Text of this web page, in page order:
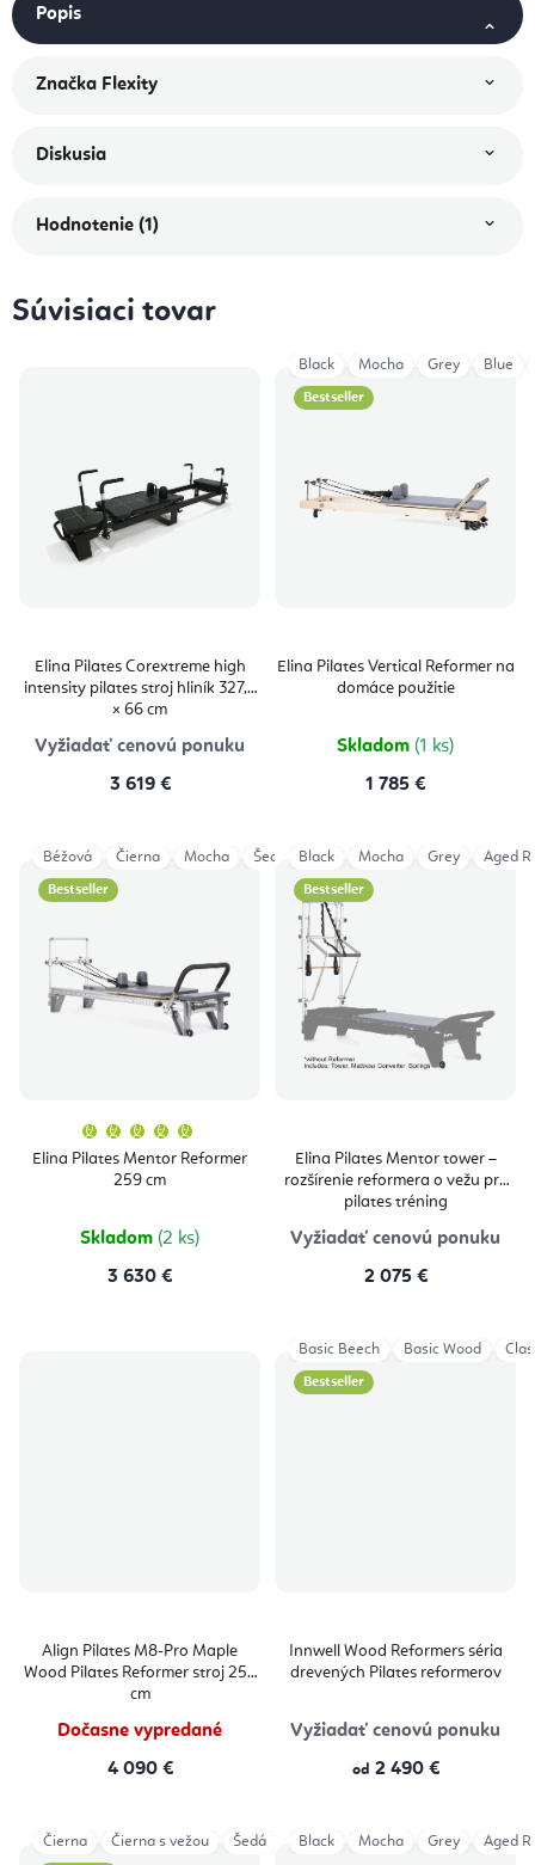
Popis
Značka Flexity
Diskusia
Hodnotenie (1)
Súvisiaci tovar
Elina Pilates Corextreme high
intensity pilates stroj hliník 327,7
× 66 cm
Vyžiadať cenovú ponuku
3 619 €
Bestseller
Elina Pilates Vertical Reformer na
domáce použitie
Skladom (1 ks)
1 785 €
Black Mocha Grey Blue
Bestseller
Elina Pilates Mentor Reformer
259 cm
produktu
je
hviezdičiek.
Skladom (2 ks)
3 630 €
Béžová Čierna Mocha Šedá Aged Rose Eucalyptus
Bestseller
Elina Pilates Mentor tower –
rozšírenie reformera o vežu pre
pilates tréning
Vyžiadať cenovú ponuku
2 075 €
Black Mocha Grey Aged
Align Pilates M8-Pro Maple
Wood Pilates Reformer stroj 254
cm
Dočasne vypredané
4 090 €
Bestseller
Innwell Wood Reformers séria
drevených Pilates reformerov
Vyžiadať cenovú ponuku
od 2 490 €
Basic Beech Basic Wood
Čierna Čierna s vežou Šedá Šedá s vežou
Black Mocha Grey Aged